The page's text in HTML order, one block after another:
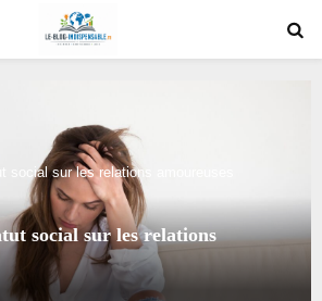
social sur les relations amoureuses
social sur les relations